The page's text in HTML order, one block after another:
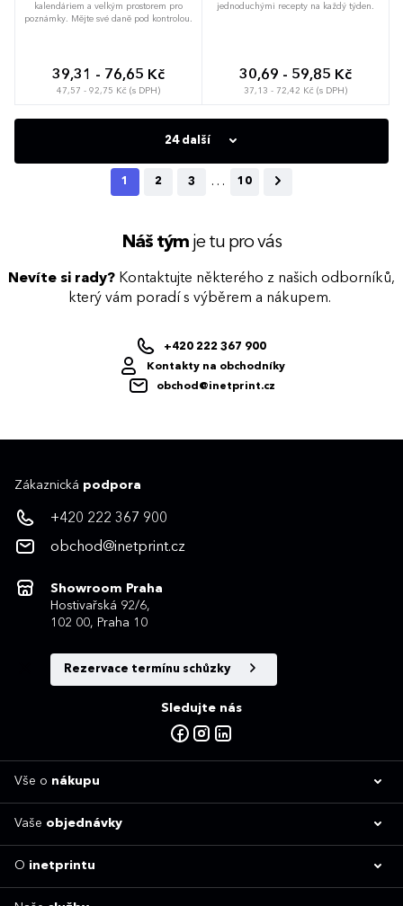
kalendáriem a velkým prostorem pro
poznámky. Mějte své daně pod kontrolou.
39,31 - 76,65 Kč
47,57 - 92,75 Kč (s DPH)
jednoduchými recepty na každý týden.
30,69 - 59,85 Kč
37,13 - 72,42 Kč (s DPH)
24 další
1 2 3 … 10
Náš týmje tu pro vás
Nevíte si rady? Kontaktujte některého z našich odborníků,
který vám poradí s výběrem a nákupem.
+420 222 367 900
Kontakty na obchodníky
obchod@inetprint.cz
Zákaznická podpora
+420 222 367 900
obchod@inetprint.cz
Showroom Praha
Hostivařská 92/6,
102 00, Praha 10
Rezervace termínu schůzky
Sledujte nás
Vše o nákupu
Vaše objednávky
O inetprintu